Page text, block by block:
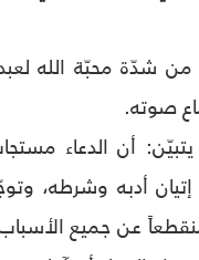
شدّة محبّة الله
صوته.
أن الدعاء
أدبه وشرطه،
عن جميع